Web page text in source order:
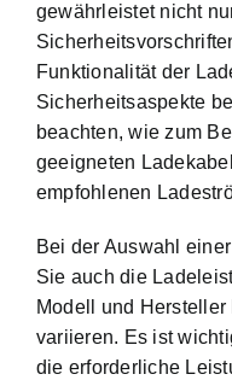
gewährleistet nicht
Funktionalität der
Sicherheitsaspekte
beachten, wie zum
geeigneten
empfohlenen
Bei der Auswahl
Sie auch die
Modell und
variieren. Es ist
die erforderliche